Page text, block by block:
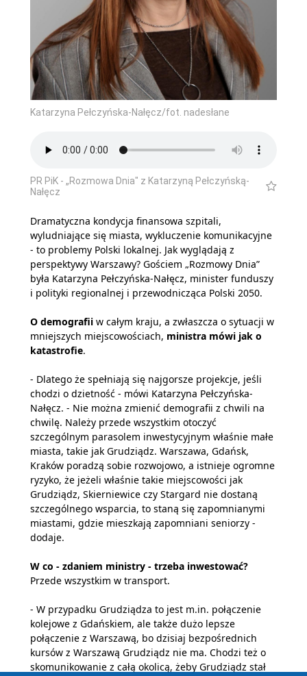
Katarzyna Pełczyńska-Nałęcz/fot. nadesłane
PR PiK - „Rozmowa Dnia" z Katarzyną Pełczyńską-
Nałęcz
Dramatyczna kondycja finansowa szpitali,
wyludniające się miasta, wykluczenie komunikacyjne
- to problemy Polski lokalnej. Jak wyglądają z
perspektywy Warszawy? Gościem „Rozmowy Dnia”
była Katarzyna Pełczyńska-Nałęcz, minister funduszy
i polityki regionalnej i przewodnicząca Polski 2050.
O demografii w całym kraju, a zwłaszcza o sytuacji w
mniejszych miejscowościach, ministra mówi jak o
katastrofie.
- Dlatego że spełniają się najgorsze projekcje, jeśli
chodzi o dzietność - mówi Katarzyna Pełczyńska-
Nałęcz. - Nie można zmienić demografii z chwili na
chwilę. Należy przede wszystkim otoczyć
szczególnym parasolem inwestycyjnym właśnie małe
miasta, takie jak Grudziądz. Warszawa, Gdańsk,
Kraków poradzą sobie rozwojowo, a istnieje ogromne
ryzyko, że jeżeli właśnie takie miejscowości jak
Grudziądz, Skierniewice czy Stargard nie dostaną
szczególnego wsparcia, to staną się zapomnianymi
miastami, gdzie mieszkają zapomniani seniorzy -
dodaje.
W co - zdaniem ministry - trzeba inwestować?
Przede wszystkim w transport.
- W przypadku Grudziądza to jest m.in. połączenie
kolejowe z Gdańskiem, ale także dużo lepsze
połączenie z Warszawą, bo dzisiaj bezpośrednich
kursów z Warszawą Grudziądz nie ma. Chodzi też o
skomunikowanie z całą okolicą, żeby Grudziądz stał